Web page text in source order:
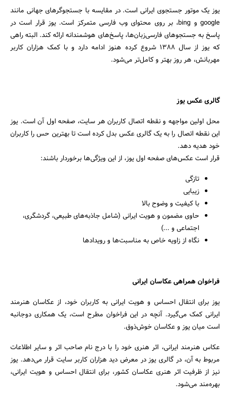
یوز یک موتور جستجوی ایرانی است. در مقایسه با جستجوگرهای جهانی مانند
google و ‌bing، بر روی محتوای وب فارسی متمرکز است. یوز قرار است در
پاسخ به جستجوهای فارسی‌زبان‌ها، پاسخ‌های هوشمندانه ارائه کند. البته راهی
که یوز از سال ۱۳۸۸ شروع کرده هنوز ادامه دارد و با کمک هزاران کاربر
مهربانش، هر روز بهتر و کامل‌تر می‌شود.
گالری عکس یوز
محل اولین مواجهه و نقطه اتصال کاربران هر سایت، صفحه اول آن است. یوز
این نقطه اتصال را به یک گالری عکس بدل کرده است تا بهترین حس را کاربران
خود هدیه دهد.
قرار است عکس‌های صفحه اول یوز، از این ویژگی‌ها برخوردار باشند:
تازگی
زیبایی
با کیفیت و وضوح بالا
حاوی مضمون و هویت ایرانی (شامل جاذبه‌های طبیعی، گردشگری،
اجتماعی و ...)
نگاه از زاویه خاص به مناسبت‌ها و رویداد‌ها
فراخوان همراهی عکاسان ایرانی
یوز برای انتقال احساس و هویت ایرانی به کاربران خود، از عکاسان هنرمند
ایرانی کمک می‌گیرد. آنچه در این فراخوان مطرح است، یک همکاری دوجانبه
است میان یوز و عکاسان خوش‌ذوق.
عکاس هنرمند ایرانی، اثر هنری خود را با درج نام صاحب اثر و سایر اطلاعات
مربوط به آن، در گالری یوز در معرض دید هزاران کاربر سایت قرار می‌دهد. یوز
نیز از ظرفیت اثر هنری عکاسان کشور، برای انتقال احساس و هویت ایرانی،
بهره‌مند می‌شود.